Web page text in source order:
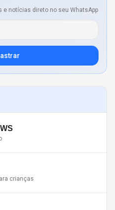
e notícias direto no seu WhatsApp
crianças